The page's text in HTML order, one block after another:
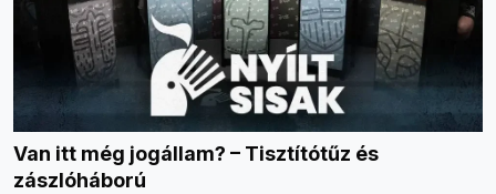
Van itt még jogállam? – Tisztítótűz és
zászlóháború